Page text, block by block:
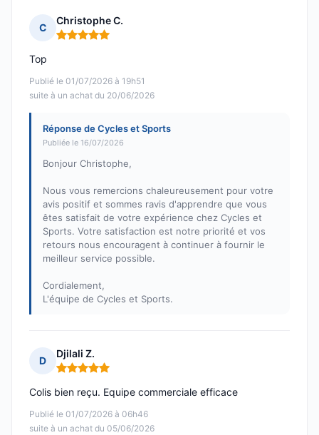
C
Christophe C.
Note : 5 sur 5
Publié le 01/07/2026 à 19h51
suite à un achat du 20/06/2026
Top
Réponse de Cycles et Sports
Publiée le 16/07/2026
Bonjour Christophe,
Nous vous remercions chaleureusement pour votre
avis positif et sommes ravis d'apprendre que vous
êtes satisfait de votre expérience chez Cycles et
Sports. Votre satisfaction est notre priorité et vos
retours nous encouragent à continuer à fournir le
meilleur service possible.
Cordialement,
L'équipe de Cycles et Sports.
D
Djilali Z.
Note : 5 sur 5
Publié le 01/07/2026 à 06h46
suite à un achat du 05/06/2026
Colis bien reçu. Equipe commerciale efficace